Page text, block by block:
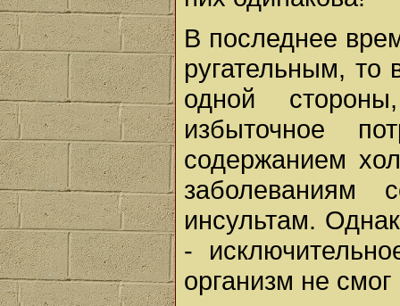
В последнее
ругательным,
одной
избыточное
содержанием
заболеваниям
инсультам.
-
организм не